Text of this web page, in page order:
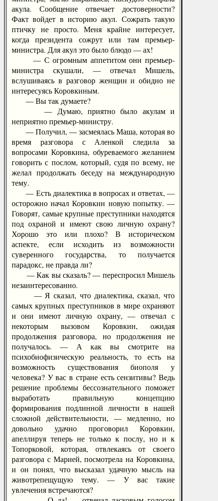
акула. Сообщение отвечает достоверности?
Факт войдет в историю акул. Сожрать такую
птичку не просто. Меня крайне интересует,
когда президента сожрут или там премьер-
министра. Для акул это было блюдо — ах!
— С огромным аппетитом они премьер-
министра скушали, — отвечал Мишель,
вслушиваясь в разговор женщин и обидно не
интересуясь Коровкиным.
— Вы так думаете?
— Думаю, приятно было акулам и
неприятно премьер-министру.
— Получил, — засмеялась Маша, которая во
время разговора с Аленкой следила за
вопросами Коровкина, обуреваемого желанием
говорить с послом, который, судя по всему, не
желал продолжать беседу на международную
тему.
— Есть диалектика в вопросах и ответах, —
осторожно начал Коровкин новую попытку. —
Говорят, самые крупные преступники находятся
под охраной и имеют свою личную охрану?
Хорошо это или плохо? В историческом
аспекте, если исходить из возможности
суверенного государства, то получается
парадокс, не правда ли?
— Как вы сказаль? — переспросил Мишель
незаинтересованно.
— Я сказал, что диалектика, сказал, что
самых крупных преступников в мире охраняют
и они имеют личную охрану, — отвечал с
некоторым вызовом Коровкин, ожидая
продолжения разговора, но продолжения не
получалось. — А как вы смотрите на
психобиофизическую реальность, то есть на
возможность существования биополя у
человека? У вас в стране есть сензитивы? Ведь
решение проблемы бессознательного поможет
выработать правильную концепцию
формирования подлинной личности в нашей
сложной действительности, — медленно, но
довольно удачно проговорил Коровкин,
апеллируя теперь не только к послу, но и к
Топорковой, которая, отвлекаясь от своего
разговора с Марией, посмотрела на Коровкина,
и он понял, что высказал удачную мысль на
животрепещущую тему. — У вас такие
увлечения встречаются?